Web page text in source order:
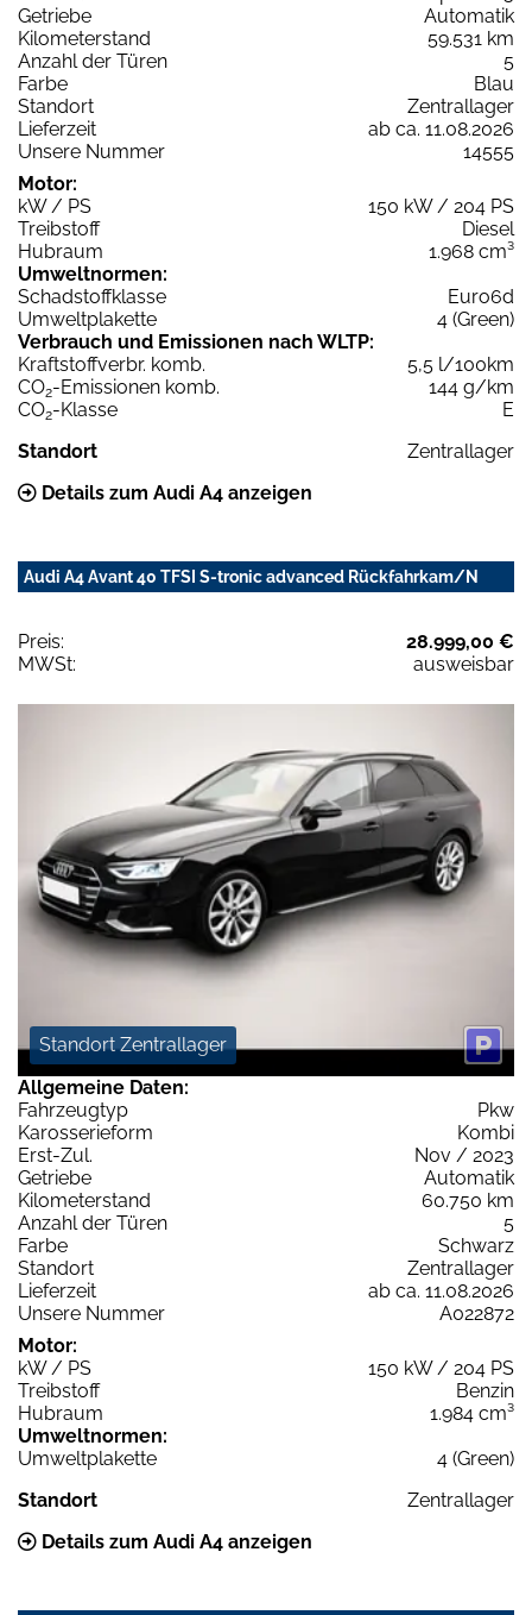
Getriebe
Automatik
Kilometerstand
59.531 km
Anzahl der Türen
5
Farbe
Blau
Standort
Zentrallager
Lieferzeit
ab ca. 11.08.2026
Unsere Nummer
14555
Motor:
kW / PS
150 kW / 204 PS
Treibstoff
Diesel
Hubraum
1.968 cm³
Umweltnormen:
Schadstoffklasse
Euro6d
Umweltplakette
4 (Green)
Verbrauch und Emissionen nach WLTP:
Kraftstoffverbr. komb.
5,5 l/100km
CO2-Emissionen komb.
144 g/km
CO2-Klasse
E
Standort
Zentrallager
Details zum Audi A4 anzeigen
Audi A4 Avant 40 TFSI S-tronic advanced Rückfahrkam/N
Preis:
28.999,00 €
MWSt:
ausweisbar
Standort Zentrallager
Allgemeine Daten:
Fahrzeugtyp
Pkw
Karosserieform
Kombi
Erst-Zul.
Nov / 2023
Getriebe
Automatik
Kilometerstand
60.750 km
Anzahl der Türen
5
Farbe
Schwarz
Standort
Zentrallager
Lieferzeit
ab ca. 11.08.2026
Unsere Nummer
A022872
Motor:
kW / PS
150 kW / 204 PS
Treibstoff
Benzin
Hubraum
1.984 cm³
Umweltnormen:
Umweltplakette
4 (Green)
Standort
Zentrallager
Details zum Audi A4 anzeigen